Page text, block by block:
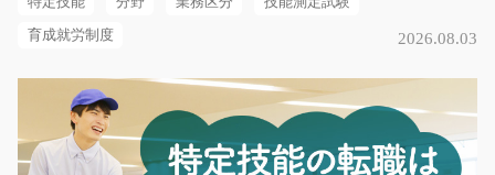
群馬県前橋市
フェルトのカットや検品/y03_00888
育成就労制度 2026.08.03